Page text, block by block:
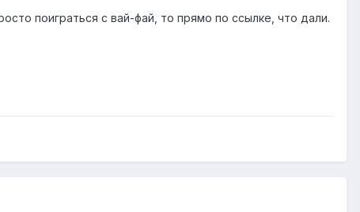
поиграться с вай-фай, то прямо по ссылке, что дали.